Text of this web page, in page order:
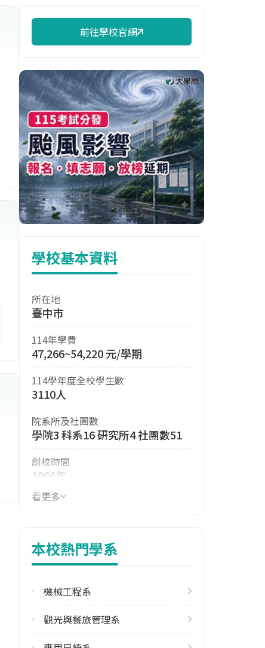
前往學校官網
學校基本資料
所在地
臺中市
114年學費
47,266~54,220 元/學期
114學年度全校學生數
3110人
院系所及社團數
學院3 科系16 研究所4 社團數51
創校時間
1966年
114年生師比
114年註冊率
65.08%
113學年度雙聯學位合作校數
其他亞洲地區2
學校電話
看更多
本校熱門學系
機械工程系
觀光與餐旅管理系